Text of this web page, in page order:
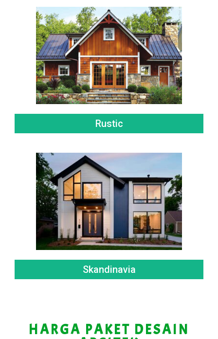
Rustic
Skandinavia
HARGA PAKET DESAIN